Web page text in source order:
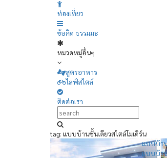
ท่องเที่ยว
ข้อคิด-ธรรมมะ
หมวดหมู่อื่นๆ
สูตรอาหาร
ไลฟ์สไตล์
ติดต่อเรา
tag: แบบบ้านชั้นเดียวสไตล์โมเดิร์น
แบบบ้าน
แบบบ้าน